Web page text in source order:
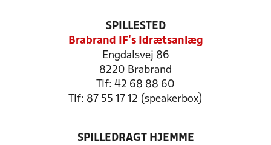
SPILLESTED
Brabrand IF's Idrætsanlæg
Engdalsvej 86
8220 Brabrand
Tlf: 42 68 88 60
Tlf: 87 55 17 12 (speakerbox)
SPILLEDRAGT HJEMME